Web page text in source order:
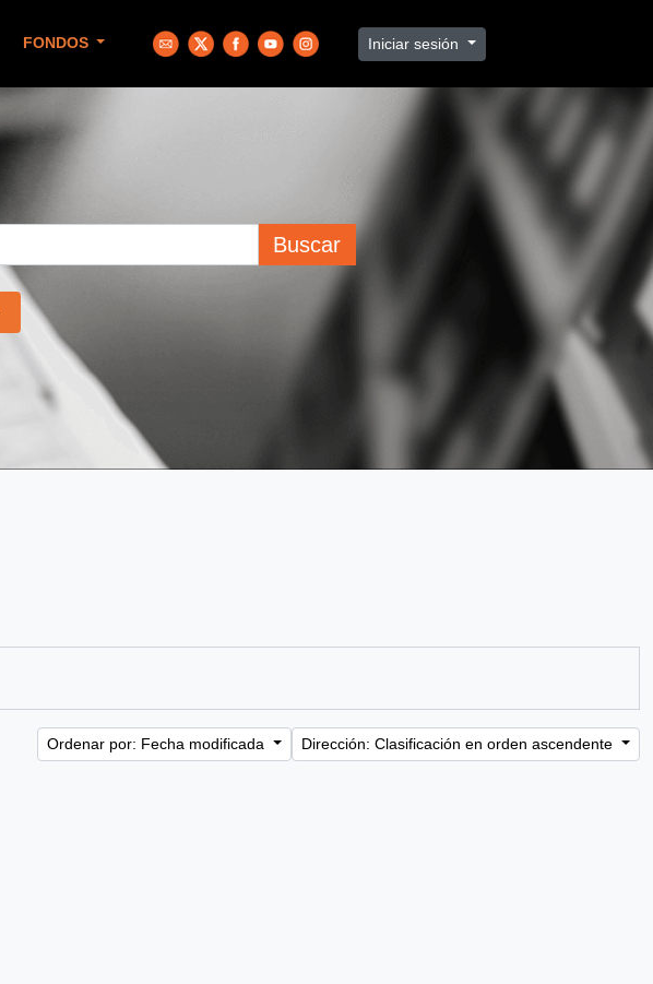
FONDOS Iniciar sesión
Buscar
Ordenar por: Fecha modificada Dirección: Clasificación en orden ascendente